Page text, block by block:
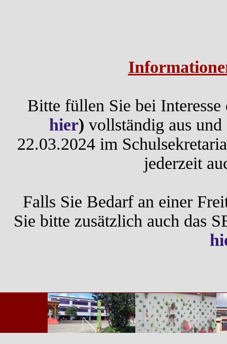
Bitte füllen Sie bei
hier) vollständig aus und
22.03.2024 im
jederzeit
Falls Sie Bedarf an einer
Sie bitte zusätzlich auch das